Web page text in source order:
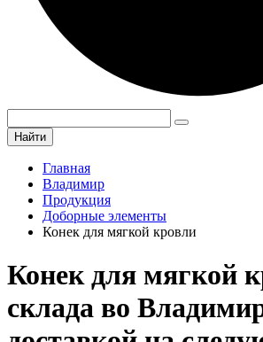
Найти
Главная
Владимир
Продукция
Доборные элементы
Конек для мягкой кровли
Конек для мягкой
склада во